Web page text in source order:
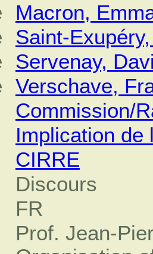
Macron,
Saint-
Servenay,
Verschave,
Commission/
Implication de
CIRRE
Discours
FR
Prof. Jean-